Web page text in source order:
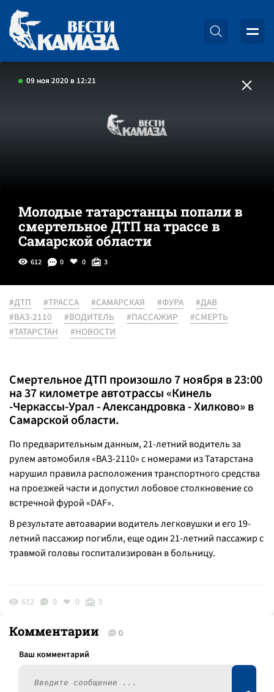
09 ноя 2020 в 12:21
Молодые татарстанцы попали в
смертельное ДТП на трассе в
Самарской области
612 0 0 3
#ДТП #ТРАССА #САМАРСКАЯ #ФУРА
#ДАВ
#ВАЗ-2110
#ВОДИТЕЛЬ #ПАССАЖИР
#СМЕРТЬ
#ТАТАРСТАН
#НОВОСТИ
Смертельное ДТП произошло 7 ноября в 23:00
на 37 километре автотрассы «Кинель
-Черкассы-Урал - Александровка - Хилково» в
Самарской области.
По предварительным данным, 21-летний водитель за
рулем автомобиля «ВАЗ-2110» с номерами из Татарстана
нарушил правила расположения транспортного средства
на проезжей части и допустил лобовое столкновение со
встречной фурой «DAF».
В результате автоаварии водитель легковушки и его 19-
летний пассажир погибли, еще один 21-летний пассажир с
травмой головы госпитализирован в больницу.
612 0 0 3
Комментарии 0